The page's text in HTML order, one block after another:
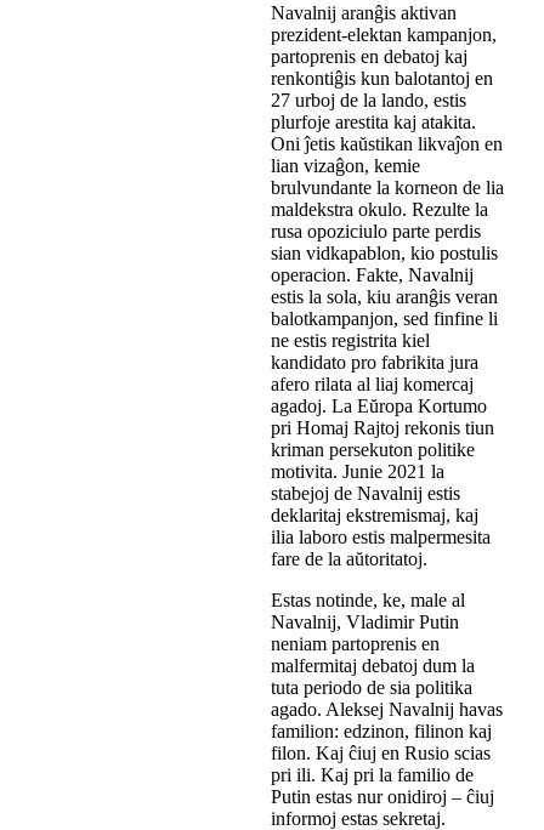
Navalnij aranĝis aktivan
prezident-elektan kampanjon,
partoprenis en debatoj kaj
renkontiĝis kun balotantoj en
27 urboj de la lando, estis
plurfoje arestita kaj atakita.
Oni ĵetis kaŭstikan likvaĵon en
lian vizaĝon, kemie
brulvundante la korneon de lia
maldekstra okulo. Rezulte la
rusa opoziciulo parte perdis
sian vidkapablon, kio postulis
operacion. Fakte, Navalnij
estis la sola, kiu aranĝis veran
balotkampanjon, sed finfine li
ne estis registrita kiel
kandidato pro fabrikita jura
afero rilata al liaj komercaj
agadoj. La Eŭropa Kortumo
pri Homaj Rajtoj rekonis tiun
kriman persekuton politike
motivita. Junie 2021 la
stabejoj de Navalnij estis
deklaritaj ekstremismaj, kaj
ilia laboro estis malpermesita
fare de la aŭtoritatoj.
Estas notinde, ke, male al
Navalnij, Vladimir Putin
neniam partoprenis en
malfermitaj debatoj dum la
tuta periodo de sia politika
agado. Aleksej Navalnij havas
familion: edzinon, filinon kaj
filon. Kaj ĉiuj en Rusio scias
pri ili. Kaj pri la familio de
Putin estas nur onidiroj – ĉiuj
informoj estas sekretaj.